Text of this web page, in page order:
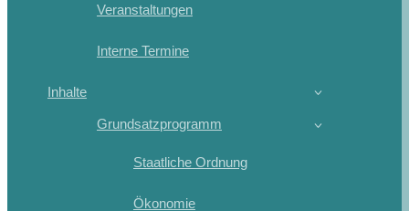
Veranstaltungen
Interne Termine
Inhalte
Grundsatzprogramm
Staatliche Ordnung
Ökonomie